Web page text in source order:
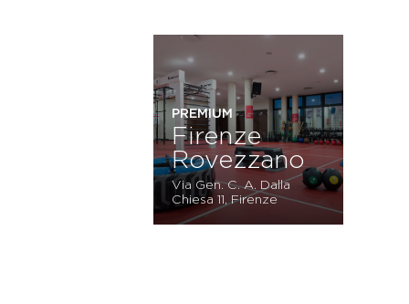
PREMIUM
Firenze
Rovezzano
Via Gen. C. A. Dalla
Chiesa 11, Firenze